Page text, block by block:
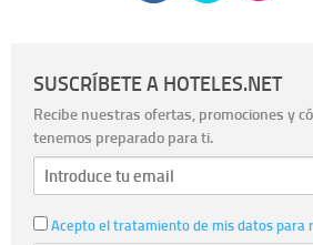
SUSCRÍBETE A HOTELES.NET
Recibe nuestras ofertas, promociones y
tenemos preparado para ti.
Acepto el tratamiento de mis datos para